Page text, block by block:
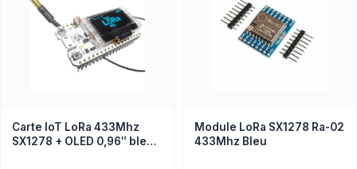
Carte IoT LoRa 433Mhz
SX1278 + OLED 0,96″ bleu
Module LoRa SX1278 Ra-02
433Mhz Bleu